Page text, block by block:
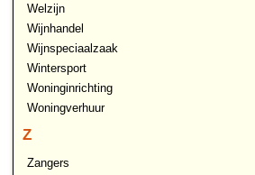
Welzijn
Wijnhandel
Wijnspeciaalzaak
Wintersport
Woninginrichting
Woningverhuur
Z
Zangers